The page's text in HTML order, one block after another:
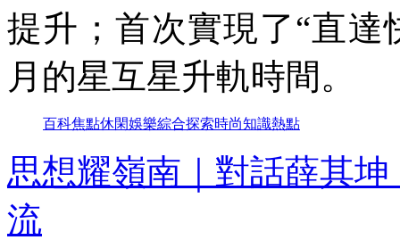
提升；首次實現了“直
月的星互星升軌時間。
百科焦點休閑娛樂綜合探索時尚知識熱點
思想耀嶺南｜對話薛其
流